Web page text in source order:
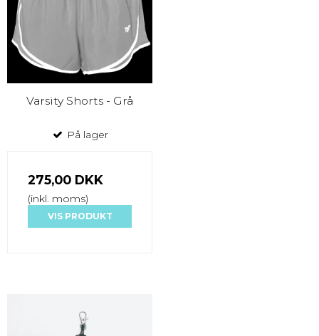
Varsity Shorts - Grå
På lager
275,00 DKK
(inkl. moms)
VIS PRODUKT